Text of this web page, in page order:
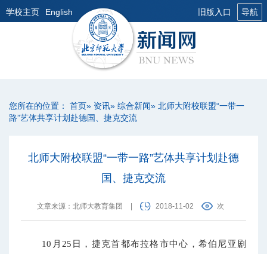
学校主页 English 旧版入口 导航
您所在的位置： 首页» 资讯» 综合新闻» 北师大附校联盟“一带一
路”艺体共享计划赴德国、捷克交流
北师大附校联盟“一带一路”艺体共享计划赴德
国、捷克交流
文章来源：北师大教育集团 2018-11-02 次
10月25日，捷克首都布拉格市中心，希伯尼亚剧